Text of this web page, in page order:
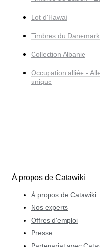
Lot d'Hawaï
Timbres du Danemark
Collection Albanie
Occupation alliée -
unique
À propos de Catawiki
À propos de Catawiki
Nos experts
Offres d'emploi
Presse